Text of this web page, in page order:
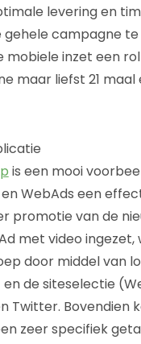
levering en
campagne
inzet een
maar liefst 21
is een mooi
WebAds een
promotie van de
met video
door middel
de siteselectie
Twitter. Bovendien
zeer specifiek